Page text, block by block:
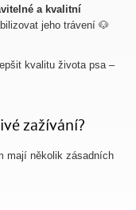
a kvalitní
jeho trávení 🐶
kvalitu života psa –
zažívání?
mají několik zásadních